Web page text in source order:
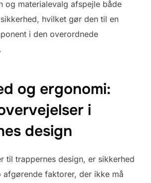
og materialevalg afspejle både
hvilket gør den til en
i den overordnede
og ergonomi:
i
design
til trappernes design, er sikkerhed
faktorer, der ikke må